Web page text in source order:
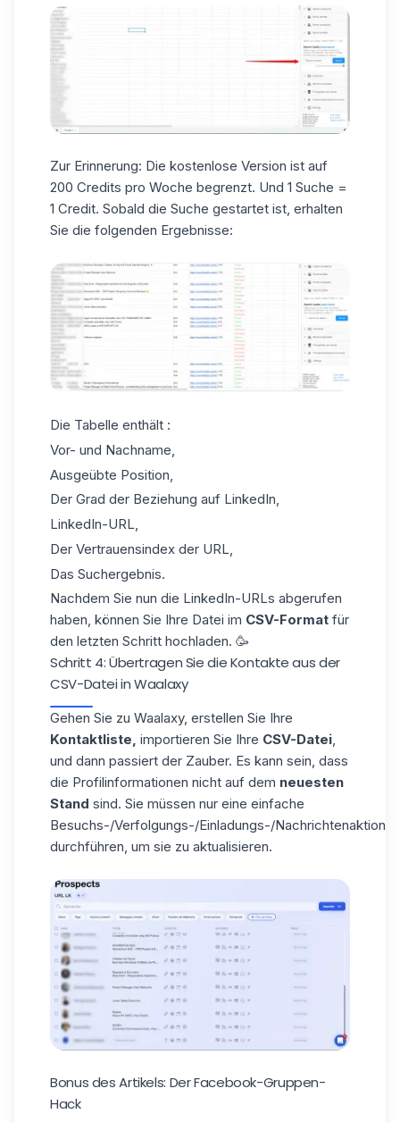
Zur Erinnerung: Die kostenlose Version ist auf
200 Credits pro Woche begrenzt. Und 1 Suche =
1 Credit. Sobald die Suche gestartet ist, erhalten
Sie die folgenden Ergebnisse:
Die Tabelle enthält :
Vor- und Nachname,
Ausgeübte Position,
Der Grad der Beziehung auf LinkedIn,
LinkedIn-URL,
Der Vertrauensindex der URL,
Das Suchergebnis.
Nachdem Sie nun die LinkedIn-URLs abgerufen
haben, können Sie Ihre Datei im CSV-Format für
den letzten Schritt hochladen. 🥳
Schritt 4: Übertragen Sie die Kontakte aus der
CSV-Datei in Waalaxy
Gehen Sie zu Waalaxy, erstellen Sie Ihre
Kontaktliste, importieren Sie Ihre CSV-Datei,
und dann passiert der Zauber. Es kann sein, dass
die Profilinformationen nicht auf dem neuesten
Stand sind. Sie müssen nur eine einfache
Besuchs-/Verfolgungs-/Einladungs-/Nachrichtenaktion
durchführen, um sie zu aktualisieren.
Bonus des Artikels: Der Facebook-Gruppen-
Hack